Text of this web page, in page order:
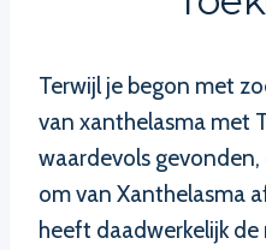
Terwijl je begon met
van xanthelasma met
waardevols
om van Xanthelasma
heeft daadwerkelijk